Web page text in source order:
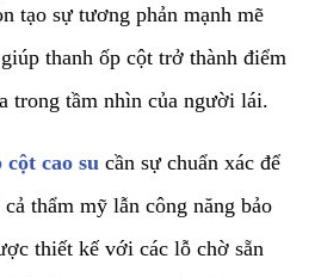
tạo sự tương phản mạnh mẽ
thanh ốp cột trở thành điểm
trong tầm nhìn của người lái.
cao su cần sự chuẩn xác để
thẩm mỹ lẫn công năng bảo
thiết kế với các lỗ chờ sẵn